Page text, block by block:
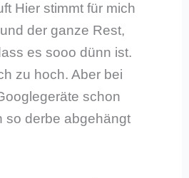
Hier stimmt für mich
der ganze Rest,
es sooo dünn ist.
zu hoch. Aber bei
schon
so derbe abgehängt